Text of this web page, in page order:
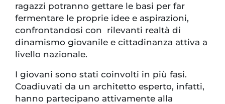
ragazzi potranno gettare le basi per far
fermentare le proprie idee e aspirazioni,
confrontandosi con rilevanti realtà di
dinamismo giovanile e cittadinanza attiva a
livello nazionale.
I giovani sono stati coinvolti in più fasi.
Coadiuvati da un architetto esperto, infatti,
hanno partecipano attivamente alla